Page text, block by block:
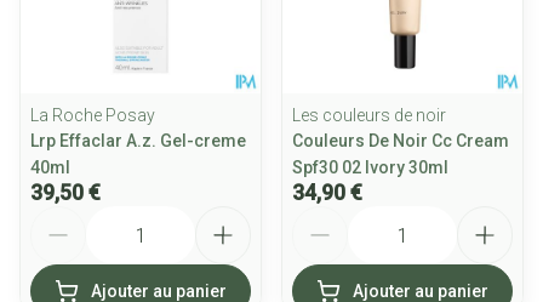
La Roche Posay
Lrp Effaclar A.z. Gel-creme
40ml
39,50 €
Ajouter au panier
Les couleurs de noir
Couleurs De Noir Cc Cream
Spf30 02 Ivory 30ml
34,90 €
Ajouter au panier